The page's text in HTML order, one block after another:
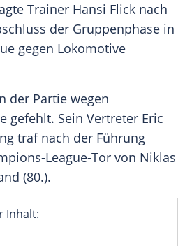
Trainer Hansi Flick nach
der Gruppenphase in
gegen Lokomotive
der Partie wegen
gefehlt. Sein Vertreter Eric
traf nach der Führung
League-Tor von Niklas
(80.).
Inhalt: